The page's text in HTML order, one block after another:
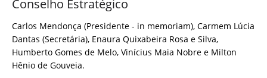
Conselho Estratégico
Carlos Mendonça (Presidente - in memoriam), Carmem Lúcia
Dantas (Secretária), Enaura Quixabeira Rosa e Silva,
Humberto Gomes de Melo, Vinícius Maia Nobre e Milton
Hênio de Gouveia.